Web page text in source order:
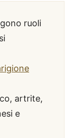
ruoli
artrite,
e